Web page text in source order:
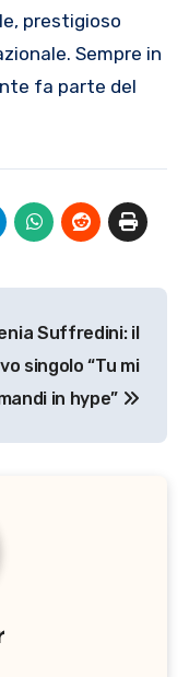
prestigioso
Sempre in
fa parte del
Suffredini: il
singolo “Tu mi
in hype”